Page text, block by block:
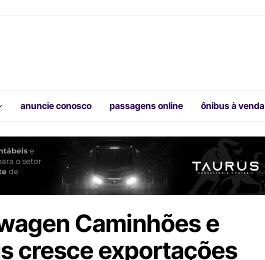
anuncie conosco passagens online ônibus à venda
Caminhões e
cresce exportações